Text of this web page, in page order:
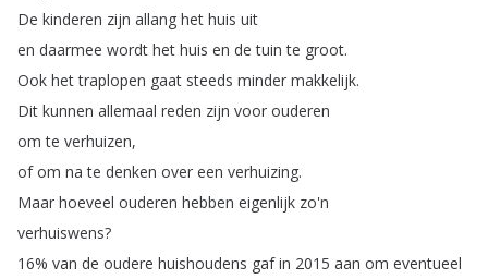
De kinderen zijn allang het huis uit
en daarmee wordt het huis en de tuin te groot.
Ook het traplopen gaat steeds minder makkelijk.
Dit kunnen allemaal reden zijn voor ouderen
om te verhuizen,
of om na te denken over een verhuizing.
Maar hoeveel ouderen hebben eigenlijk zo'n
verhuiswens?
16% van de oudere huishoudens gaf in 2015 aan om eventueel